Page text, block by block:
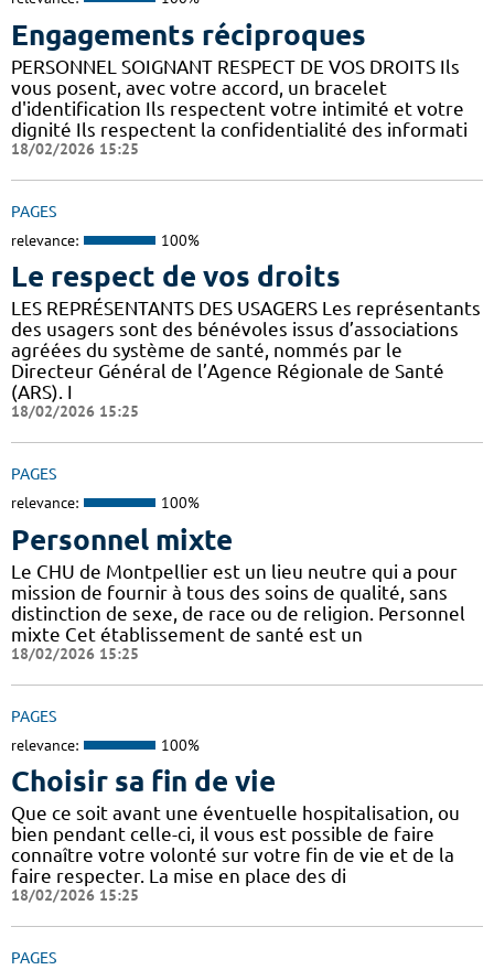
Engagements réciproques
PERSONNEL SOIGNANT RESPECT DE VOS DROITS Ils
vous posent, avec votre accord, un bracelet
d'identification Ils respectent votre intimité et votre
dignité Ils respectent la confidentialité des informati
18/02/2026 15:25
PAGES
relevance: 100%
Le respect de vos droits
LES REPRÉSENTANTS DES USAGERS Les représentants
des usagers sont des bénévoles issus d’associations
agréées du système de santé, nommés par le
Directeur Général de l’Agence Régionale de Santé
(ARS). I
18/02/2026 15:25
PAGES
relevance: 100%
Personnel mixte
Le CHU de Montpellier est un lieu neutre qui a pour
mission de fournir à tous des soins de qualité, sans
distinction de sexe, de race ou de religion. Personnel
mixte Cet établissement de santé est un
18/02/2026 15:25
PAGES
relevance: 100%
Choisir sa fin de vie
Que ce soit avant une éventuelle hospitalisation, ou
bien pendant celle-ci, il vous est possible de faire
connaître votre volonté sur votre fin de vie et de la
faire respecter. La mise en place des di
18/02/2026 15:25
PAGES